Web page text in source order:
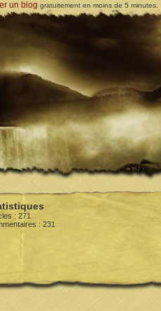
un blog gratuitement en moins de 5 minutes.
: 271
: 231